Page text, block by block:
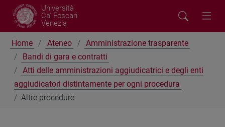
Università
Ca' Foscari
Venezia
Home Ateneo
Amministrazione trasparente
Bandi di gara e contratti
Atti delle amministrazioni aggiudicatrici e degli enti
aggiudicatori distintamente per ogni procedura
Altre procedure